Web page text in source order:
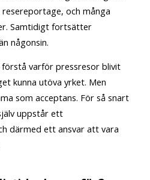
och många
Samtidigt fortsätter
någonsin.
varför pressresor blivit
kunna utöva yrket. Men
som acceptans. För så snart
uppstår ett
därmed ett ansvar att vara